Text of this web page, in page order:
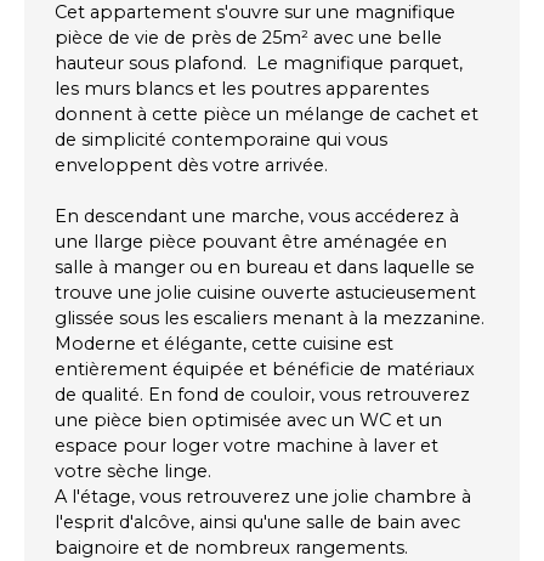
Cet appartement s'ouvre sur une magnifique
pièce de vie de près de 25m² avec une belle
hauteur sous plafond. Le magnifique parquet,
les murs blancs et les poutres apparentes
donnent à cette pièce un mélange de cachet et
de simplicité contemporaine qui vous
enveloppent dès votre arrivée.
En descendant une marche, vous accéderez à
une llarge pièce pouvant être aménagée en
salle à manger ou en bureau et dans laquelle se
trouve une jolie cuisine ouverte astucieusement
glissée sous les escaliers menant à la mezzanine.
Moderne et élégante, cette cuisine est
entièrement équipée et bénéficie de matériaux
de qualité. En fond de couloir, vous retrouverez
une pièce bien optimisée avec un WC et un
espace pour loger votre machine à laver et
votre sèche linge.
A l'étage, vous retrouverez une jolie chambre à
l'esprit d'alcôve, ainsi qu'une salle de bain avec
baignoire et de nombreux rangements.